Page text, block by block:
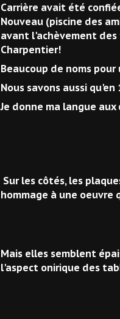
Carrière avait été
Nouveau (piscine des
avant l'achèvement
Charpentier!
Beaucoup de noms pour
Nous savons aussi
Je donne ma langue
Sur les côtés, les
hommage à une
Mais elles semblent
l'aspect onirique des